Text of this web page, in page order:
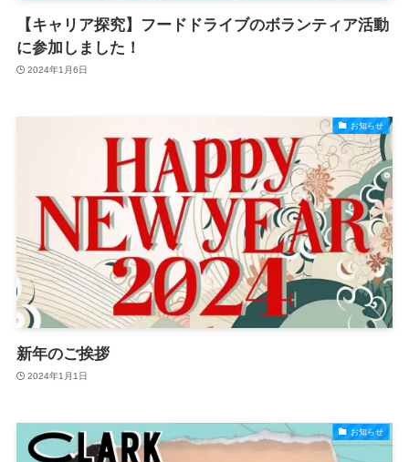
【キャリア探究】フードドライブのボランティア活動
に参加しました！
2024年1月6日
お知らせ
新年のご挨拶
2024年1月1日
お知らせ